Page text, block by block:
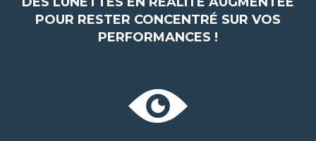
POUR RESTER CONCENTRÉ SUR VOS
PERFORMANCES !